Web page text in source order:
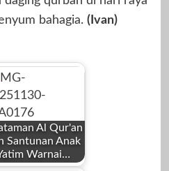
bahagia. (Ivan)
Al Qur'an
Santunan Anak
Warnai…